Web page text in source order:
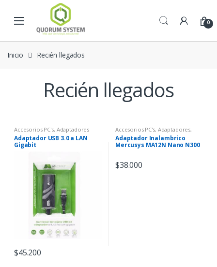
Skip to navigation
0
Inicio Recién llegados
Recién llegados
Accesorios PC's, Adaptadores
Adaptador USB 3.0 a LAN
Gigabit
$45.200
Accesorios PC's, Adaptadores,
Conectividad - Wi-Fi
Adaptador Inalambrico
Mercusys MA12N Nano N300
$38.000